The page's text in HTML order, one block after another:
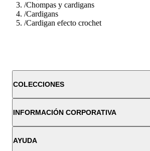
/Chompas y cardigans
/Cardigans
/Cardigan efecto crochet
COLECCIONES
INFORMACIÓN CORPORATIVA
AYUDA